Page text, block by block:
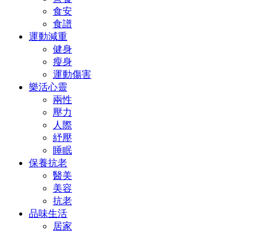
食安
食譜
運動減重
健身
瘦身
運動傷害
樂活心靈
兩性
壓力
人際
紓壓
睡眠
保養抗老
醫美
美容
抗老
品味生活
居家